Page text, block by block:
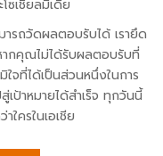
ซเชียลมีเดีย
ารถวัดผลตอบรับได้ เรายึด
ากคุณไม่ได้รับผลตอบรับที่
ใจที่ได้เป็นส่วนหนึ่งในการ
าหมายได้สำเร็จ ทุกวันนี้
ใครในเอเชีย